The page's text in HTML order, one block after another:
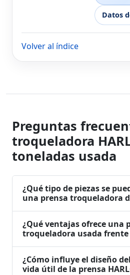
Datos
Volver al índice
Preguntas
troqueladora
toneladas usada
¿Qué tipo de piezas se
una prensa troqueladora
¿Qué ventajas ofrece una
troqueladora usada frente
¿Cómo influye el diseño
vida útil de la prensa